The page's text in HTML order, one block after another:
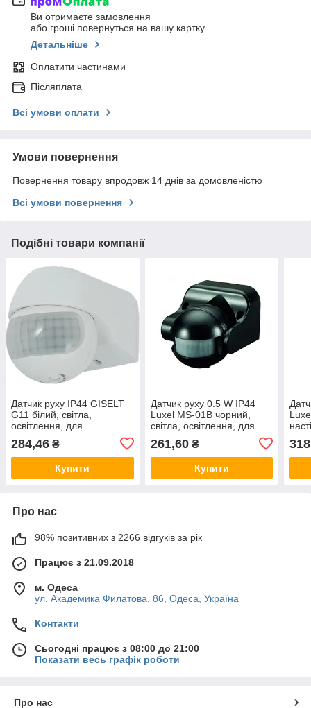
Ви отримаєте замовлення
або гроші повернуться на вашу картку
Детальніше
Оплатити частинами
Післяплата
Всі умови оплати
Умови повернення
Повернення товару впродовж 14 днів за домовленістю
Всі умови повернення
Подібні товари компанії
Датчик руху IP44 GISELT
G11 білий, світла,
освітлення, для
284,46 ₴
Купити
Датчик руху 0.5 W IP44
Luxel MS-01B чорний,
світла, освітлення, для
261,60₴
Купити
Про нас
98% позитивних з 2266 відгуків за рік
Працює з 21.09.2018
м. Одеса
ул. Академика Филатова, 86, Одеса, Україна
Контакти
Сьогодні працює з 08:00 до 21:00
Показати весь графік роботи
Про нас